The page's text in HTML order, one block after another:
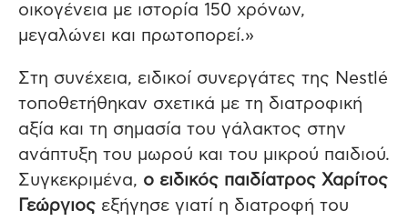
οικογένεια με ιστορία 150 χρόνων,
μεγαλώνει και πρωτοπορεί.»
Στη συνέχεια, ειδικοί συνεργάτες της Nestlé
τοποθετήθηκαν σχετικά με τη διατροφική
αξία και τη σημασία του γάλακτος στην
ανάπτυξη του μωρού και του μικρού παιδιού.
Συγκεκριμένα, ο ειδικός παιδίατρος Χαρίτος
Γεώργιος εξήγησε γιατί η διατροφή του